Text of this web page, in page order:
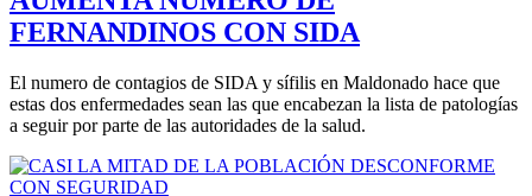
FERNANDINOS CON SIDA
El numero de contagios de SIDA y sífilis en Maldonado hace que
estas dos enfermedades sean las que encabezan la lista de patologías
a seguir por parte de las autoridades de la salud.